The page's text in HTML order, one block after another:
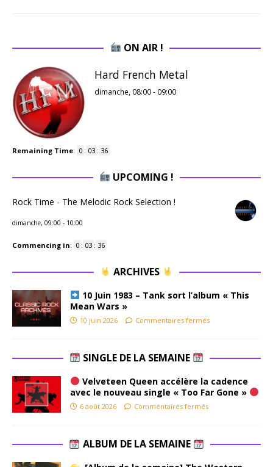
ON AIR !
Hard French Metal
dimanche, 08:00- 09:00
Remaining Time: 0 : 03 : 35
UPCOMING !
Rock Time - The Melodic Rock Selection !
dimanche, 09:00 - 10:00
Commencing in: 0 : 03 : 35
ARCHIVES
10 Juin 1983 – Tank sort l’album « This
Mean Wars »
10 juin 2026 Commentaires fermés
SINGLE DE LA SEMAINE
Velveteen Queen accélère la cadence
avec le nouveau single « Too Far Gone »
6 août 2026 Commentaires fermés
ALBUM DE LA SEMAINE